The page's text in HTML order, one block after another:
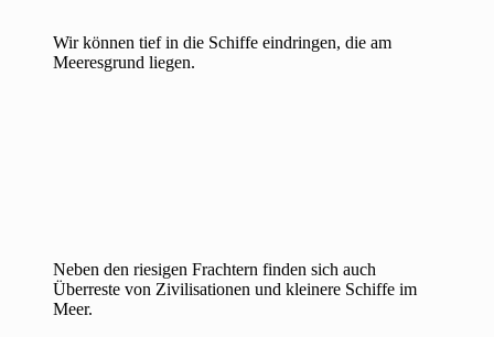
Wir können tief in die Schiffe eindringen, die am
Meeresgrund liegen.
Neben den riesigen Frachtern finden sich auch
Überreste von Zivilisationen und kleinere Schiffe im
Meer.